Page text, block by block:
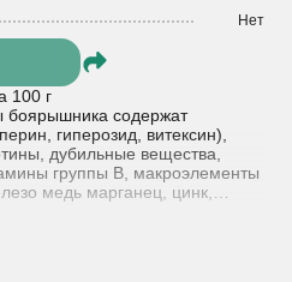
Нет
100 г
боярышника содержат
гиперозид, витексин),
дубильные вещества,
группы В, макроэлементы
медь марганец, цинк,
, никель, стронций, свинец,